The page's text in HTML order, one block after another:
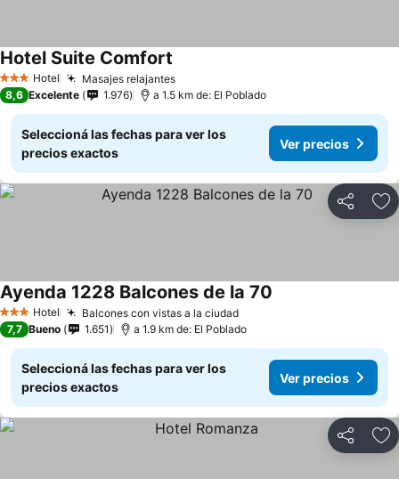
3 Estrellas
Hotel Masajes relajantes
Hotel Suite Comfort
8,6 Excelente 1.976 a 1.5 km de: El Poblado
Seleccioná las fechas para ver los
precios exactos
Ver precios
Compartir
3 Estrellas
Hotel Balcones con vistas a la ciudad
Ayenda 1228 Balcones de la 70
7,7 Bueno 1.651 a 1.9 km de: El Poblado
Seleccioná las fechas para ver los
precios exactos
Ver precios
Compartir